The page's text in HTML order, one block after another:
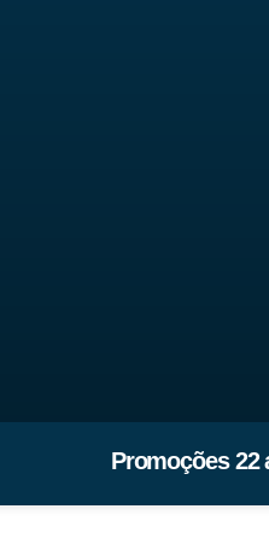
Promoções 22